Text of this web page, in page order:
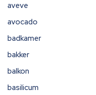
aveve
avocado
badkamer
bakker
balkon
basilicum